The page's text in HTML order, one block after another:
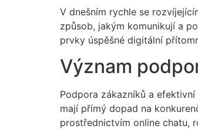
V dnešním rychle se
způsob, jakým komunikují a
prvky úspěšné digitální
Význam
Podpora zákazníků a
mají přímý dopad na
prostřednictvím online chatu,